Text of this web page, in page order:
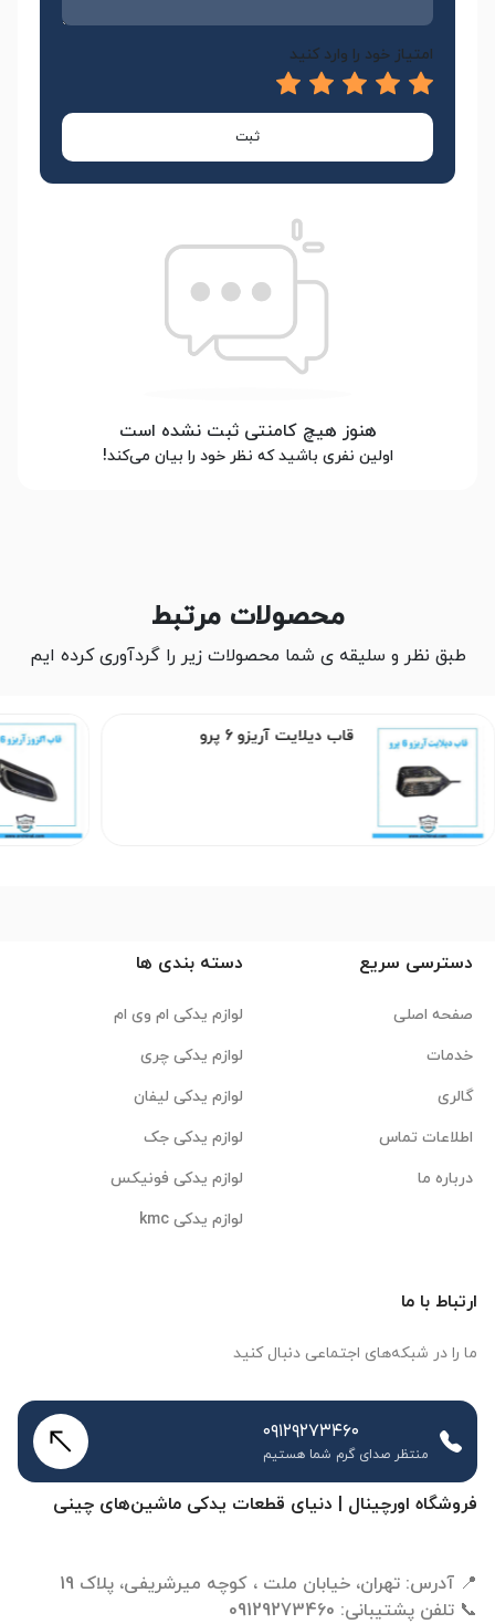
امتیاز خود را وارد کنید
ثبت
هنوز هیچ کامنتی ثبت نشده است
اولین نفری باشید که نظر خود را بیان می‌کند!
محصولات مرتبط
طبق نظر و سلیقه ی شما محصولات زیر را گردآوری کرده ایم
قاب دیلایت آریزو 6 پرو
فروشگاه اورچینال | دنیای قطعات یدکی ماشین‌های چینی
دسترسی سریع
صفحه اصلی
خدمات
گالری
اطلاعات تماس
درباره ما
دسته بندی ها
لوازم یدکی ام وی ام
لوازم یدکی چری
لوازم یدکی لیفان
لوازم یدکی جک
لوازم یدکی فونیکس
لوازم یدکی kmc
ارتباط با ما
ما را در شبکه‌های اجتماعی دنبال کنید
۰۹۱۲۹۲۷۳۴۶۰
منتظر صدای گرم شما هستیم